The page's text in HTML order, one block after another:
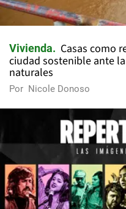
Vivienda
Casas como
ciudad sostenible ante
naturales
Por Nicole Donoso